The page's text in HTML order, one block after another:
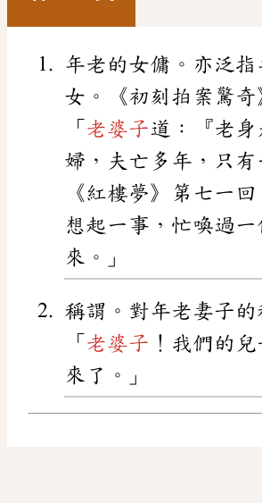
年老的女傭。亦泛
女。《初刻拍案驚奇
「 老婆子道：『老
婦，夫亡多年，只有
《紅樓夢》第七一
想起一事，忙喚過一
來。」
稱謂。對年老妻子的
「 老婆子 ！我們的
來了。」